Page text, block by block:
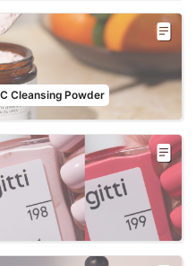
Cleansing Powder